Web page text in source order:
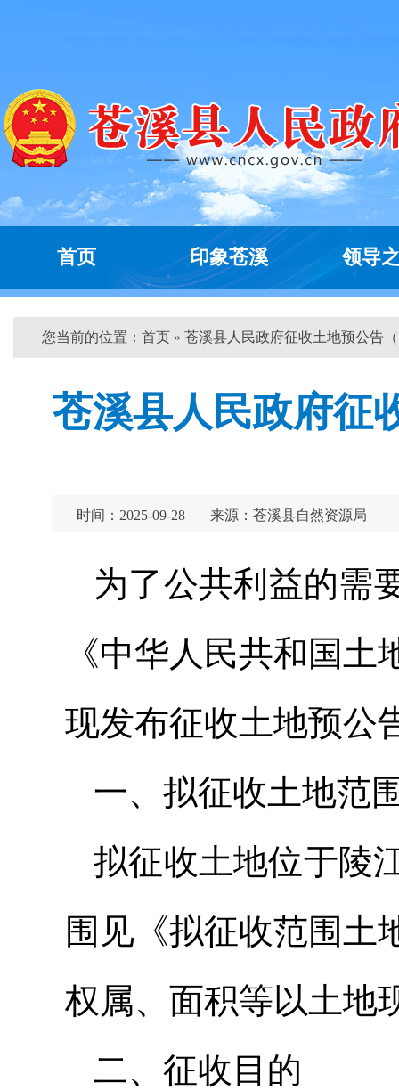
首页 印象苍溪 领导
您当前的位置： 首页 » 苍溪县人民政府征收土地预公告
苍溪县人民政府征
时间：2025-09-28 来源：苍溪县自然资源局
为了公共利益的需
《中华人民共和国
现发布征收土地预公
一、拟征收土地范
拟征收土地位于陵
围见《拟征收范围土
权属、面积等以土地
二、征收目的